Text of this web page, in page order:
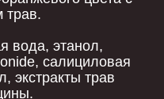
трав.
вода, этанол,
салициловая
экстракты трав